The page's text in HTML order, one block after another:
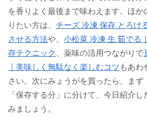
を香りよく最後まで味わえます。ほか
りたい方は、 チーズ 冷凍 保存 とろけ
させる方法や、 小松菜 冷凍 生 茹でる
存テクニック
、薬味の活用つながりで
｜美味しく無駄なく楽しむコツ もあわ
さい。次にみょうがを買ったら、まず
「保存する分」に分けて、今日紹介
みましょう。